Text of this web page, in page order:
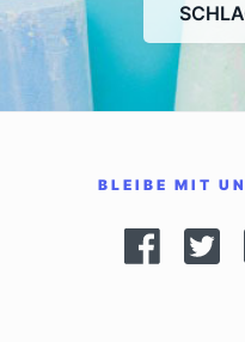
BLEIBE MIT